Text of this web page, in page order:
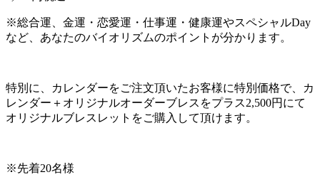
※総合運、金運・恋愛運・仕事運・健康運やスペシャルDay
など、あなたのバイオリズムのポイントが分かります。
特別に、カレンダーをご注文頂いたお客様に特別価格で、カ
レンダー＋オリジナルオーダーブレスをプラス2,500円にて
オリジナルブレスレットをご購入して頂けます。
※先着20名様